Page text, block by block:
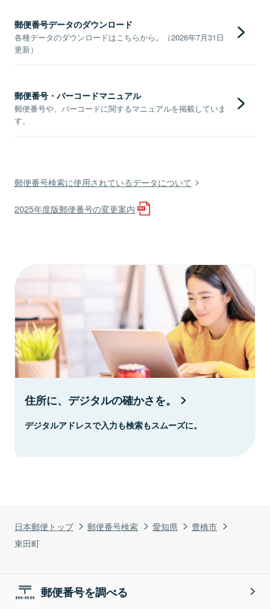
日本郵便トップ 郵便番号検索 愛知県
豊橋市
東田町
郵便番号データのダウンロード
各種データのダウンロードはこちらから。（2026年7月31日
更新）
郵便番号・バーコードマニュアル
郵便番号や、バーコードに関するマニュアルを掲載していま
す。
郵便番号検索に使用されているデータについて
2025年度版郵便番号の変更案内
住所に、デジタルの確かさを。
デジタルアドレスで入力も検索もスムーズに。
郵便番号を調べる